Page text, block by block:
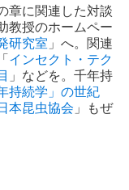
章に関連した対談
教授のホームペー
研究室 」へ。関連
インセクト・テク
」などを。千年持
持続学」の世紀
本昆虫協会 」もぜ